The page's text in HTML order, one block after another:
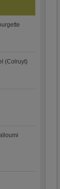
(Colruyt)